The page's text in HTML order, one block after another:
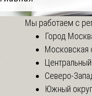
Мы работаем с
Город
Московская
Северо-
Южный округ